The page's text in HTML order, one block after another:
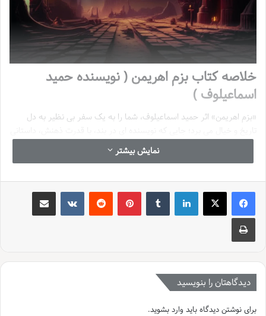
خلاصه کتاب بزم اهریمن ( نویسنده حمید
اسماعیلوف )
«بزم اهریمن» اثر حمید اسماعیلوف، شما را به یک سفر بی نظیر به دل
فراموش نشدنی را خلق می کند. این رمان بی نظیر، تلفیقی جذاب از
واقعیت های تلخ تاریخی ازبکستان و پروازهای بی کران خیال است که به
خودشان را پیدا می کنند. این کتاب نه فقط یک داستان، که تجربه ای عمیق
از تقابل هنر با استبداد و جستجوی آزادی در دل تاریکی است.
راستش را بخواهید، وقتی اسم یک کتاب با «اهریمن» گره می خورد، آدم
ناخودآگاه انتظار یک فضای تاریک و شاید کمی ترسناک را دارد. اما «بزم
مدعوینش، شخصیت هایی از دل تاریخ و خیال هستند. این رمان، یکی از آن
کتاب هایی است که وقتی شروعش می کنید، دیگر نمی توانید زمین
بگذاریدش. چرا؟ چون یک داستان ساده نیست؛ یک تجربه است، یک سفر
نمایش بیشتر
لینکدین ‫تامبلر ‫پین‌ترست‫رددیت ‫VKontakteاشتراک گذاری از طریق ایمیل
چاپ
دیدگاهتان را بنویسید
برای نوشتن دیدگاه باید وارد بشوید.